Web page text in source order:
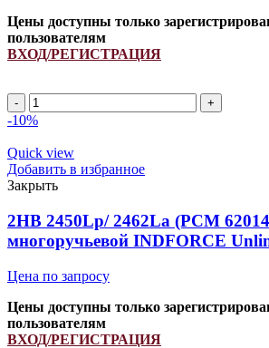
Цены доступны только
пользователям
ВХОД/РЕГИСТРАЦИЯ
2HB
2450Lp/
(PCM
6201393)
ремень
многоручьевой
INDFORCE
Strongest
quantity
-10%
Quick view
Добавить в избранное
Закрыть
2HB 2450Lp/ 2462La (PCM
многоручьевой INDFORCE
Цена по запросу
Цены доступны только
пользователям
ВХОД/РЕГИСТРАЦИЯ